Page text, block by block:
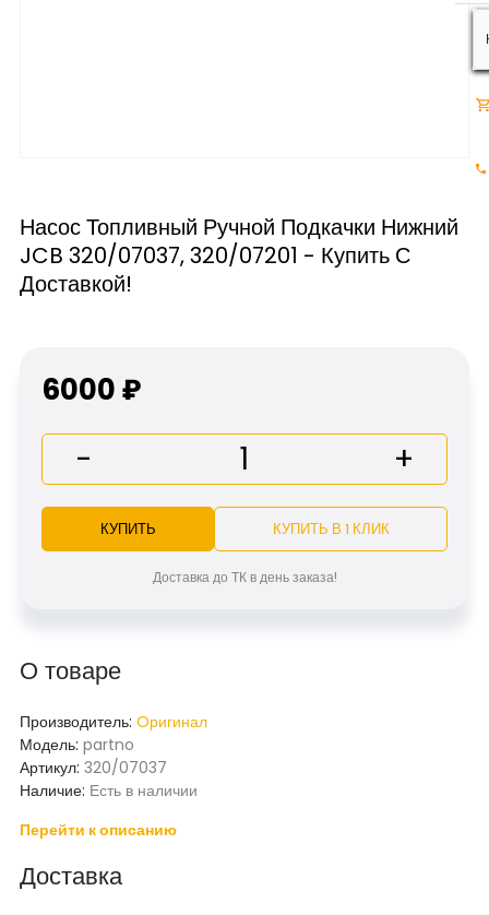
Насос Топливный Ручной Подкачки Нижний
JCB 320/07037, 320/07201 - Купить С
Доставкой!
О товаре
Производитель: Oригинал
Модель: partno
Артикул: 320/07037
Наличие: Есть в наличии
Перейти к описанию
Доставка
6000 ₽
- +
КУПИТЬ КУПИТЬ В 1 КЛИК
Доставка до ТК в день заказа!